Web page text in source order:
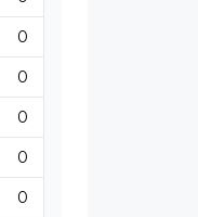
0
0
0
0
0